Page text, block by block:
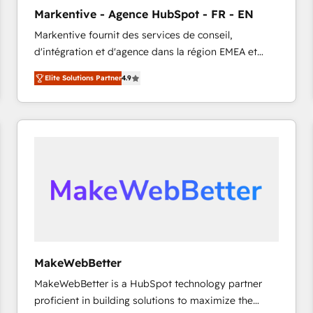
2️⃣ AIエージェント組織構築 営業・マーケティング業務
の一部をAIが自律実行する組織への移行を設計・実装。
Breeze・Claude等をHubSpotと連携させ、役割定義・
運用ルール・成果指標まで含めて設計します。 3️⃣ 全社
DX × AI推進のPMO伴走支援 複数部門をまたぐDX×AI変
革を、構想から実装・定着までPMOとして主導。「設
定の代行ではなく、設計の責任」を引き受け、部門横断
提供。 ▸ 既存CRM・MAからの移行支援：Salesforce・
ンツとサイト構造を最適化。 🏆 なぜ100incを選ぶの
ード受賞・HUGリーダー ✓ ISO27001:2022 /
ISO9001:2015 取得 ✓ 400社以上の導入実績 ✓
Markentive - Agence HubSpot - FR - EN
Markentive fournit des services de conseil,
d'intégration et d'agence dans la région EMEA et
North America. Avec plus de 115 experts en
marketing automation, Growth, Revops, CRM et
webdesign. Markentive is both a consulting firm, a
digital agency and an integrator. With over 115
Elite Solutions Partner4.9
MakeWebBetter
MakeWebBetter is a HubSpot technology partner
proficient in building solutions to maximize the